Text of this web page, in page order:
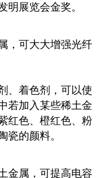
明展览会金奖。
，可大大增强光纤
、着色剂，可以使
若加入某些稀土金
红色、橙红色、粉
瓷的颜料。
金属，可提高电容